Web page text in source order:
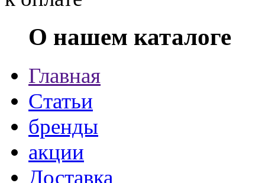
О нашем каталоге
Главная
Статьи
бренды
акции
Доставка